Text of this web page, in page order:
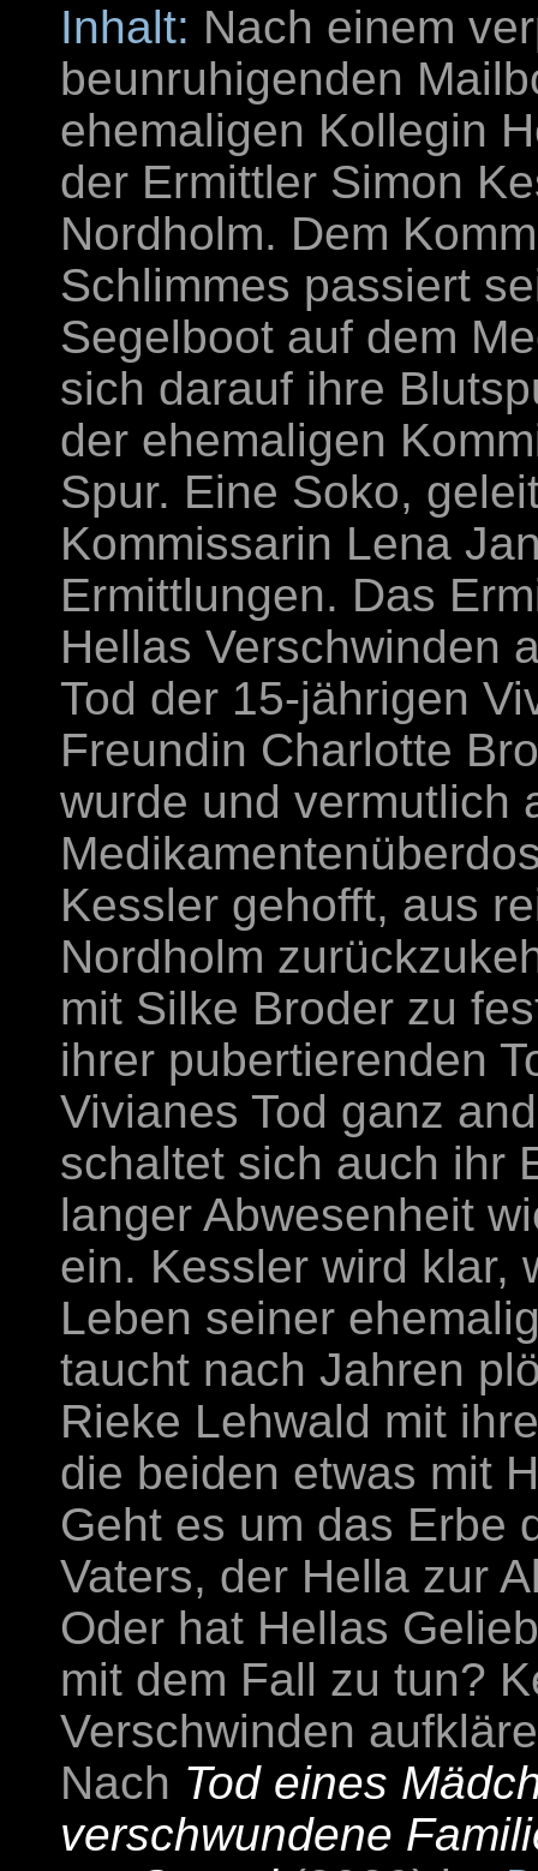
Inhalt: Nach einem
beunruhigenden
ehemaligen Kollegin
der Ermittler Simon
Nordholm. Dem
Schlimmes passiert
Segelboot auf dem
sich darauf ihre
der ehemaligen
Spur. Eine Soko,
Kommissarin Lena
Ermittlungen. Das
Hellas Verschwinden
Tod der 15-jährigen
Freundin Charlotte
wurde und vermutlich
Kessler gehofft, aus
Nordholm
mit Silke Broder zu
ihrer pubertierenden
Vivianes Tod ganz
schaltet sich auch ihr
langer Abwesenheit
ein. Kessler wird klar,
Leben seiner
taucht nach Jahren
Rieke Lehwald mit
die beiden etwas mit
Geht es um das Erbe
Vaters, der Hella zur
Oder hat Hellas
mit dem Fall zu tun?
Verschwinden
Nach Tod eines
verschwundene